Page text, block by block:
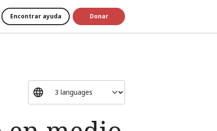
Encontrar ayuda Donar